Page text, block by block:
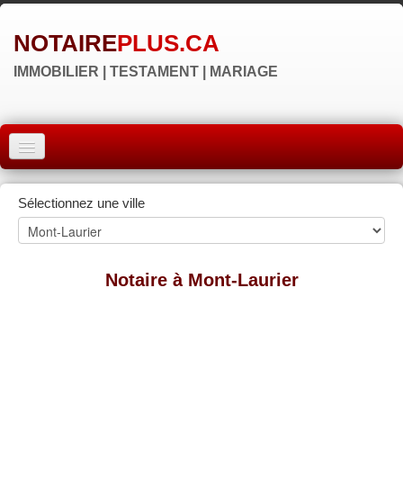
NOTAIREPLUS.CA
IMMOBILIER | TESTAMENT | MARIAGE
ACCUEIL
MONTRÉAL
QUÉBEC
Sélectionnez une ville
Notaire à Mont-Laurier